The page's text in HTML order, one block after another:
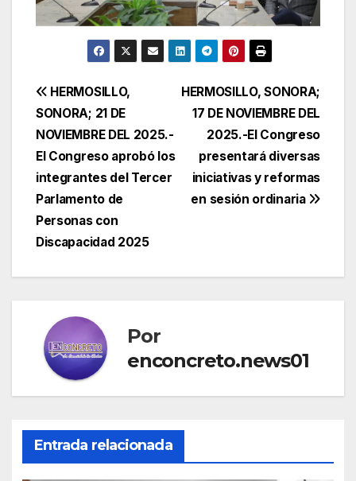
Navegación
de
entradas
HERMOSILLO, SONORA;
17 DE NOVIEMBRE DEL
2025.-El Congreso
presentará diversas
iniciativas y reformas
en sesión ordinaria
HERMOSILLO,
SONORA; 21 DE
NOVIEMBRE DEL 2025.-
El Congreso aprobó los
integrantes del Tercer
Parlamento de
Personas con
Discapacidad 2025
Por
enconcreto.news01
Entrada relacionada